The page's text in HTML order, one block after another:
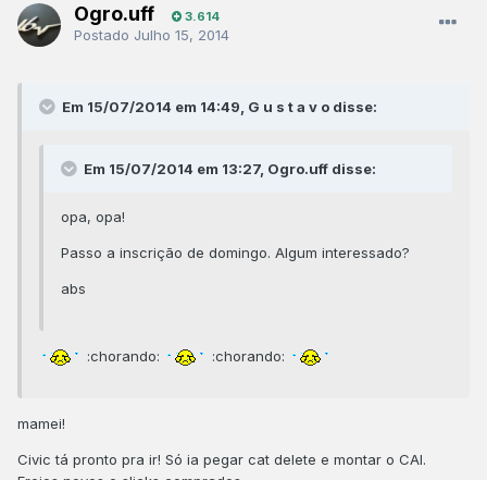
Ogro.uff 3.614
Postado Julho 15, 2014
Em 15/07/2014 em 14:49, G u s t a v o disse:
Em 15/07/2014 em 13:27, Ogro.uff disse:
opa, opa!
Passo a inscrição de domingo. Algum interessado?
abs
:chorando: :chorando:
mamei!
Civic tá pronto pra ir! Só ia pegar cat delete e montar o CAI.